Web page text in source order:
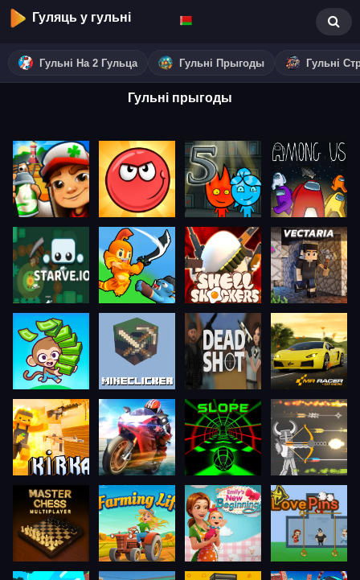
Гуляць у гульні
Гульні На 2 Гульца Гульні Прыгоды Гульні
Гульні прыгоды